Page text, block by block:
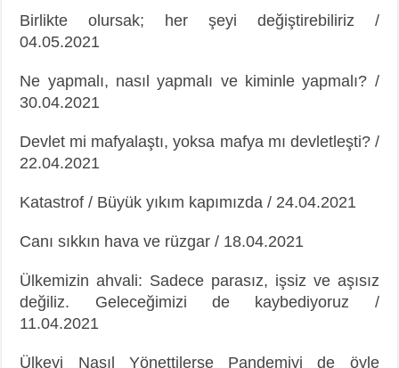
Birlikte olursak; her şeyi değiştirebiliriz /
04.05.2021
Ne yapmalı, nasıl yapmalı ve kiminle yapmalı? /
30.04.2021
Devlet mi mafyalaştı, yoksa mafya mı devletleşti? /
22.04.2021
Katastrof / Büyük yıkım kapımızda / 24.04.2021
Canı sıkkın hava ve rüzgar / 18.04.2021
Ülkemizin ahvali: Sadece parasız, işsiz ve aşısız
değiliz. Geleceğimizi de kaybediyoruz /
11.04.2021
Ülkeyi Nasıl Yönettilerse Pandemiyi de öyle